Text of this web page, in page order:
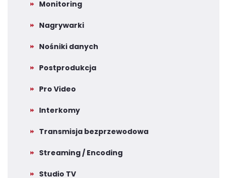
Monitoring
Nagrywarki
Nośniki danych
Postprodukcja
Pro Video
Interkomy
Transmisja bezprzewodowa
Streaming / Encoding
Studio TV